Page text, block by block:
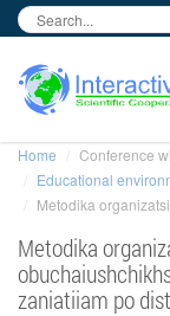
Home
Conference
Educational
Metodika
Metodika
zaniatiiam po